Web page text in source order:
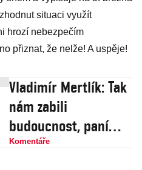
situaci využít
hrozí nebezpečím
přiznat, že nelže! A uspěje!
Vladimír Mertlík: Tak
nám zabili
budoucnost, paní
Müllerová
Komentáře